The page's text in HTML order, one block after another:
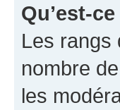
Qu’est-
Les rangs
nombre
les